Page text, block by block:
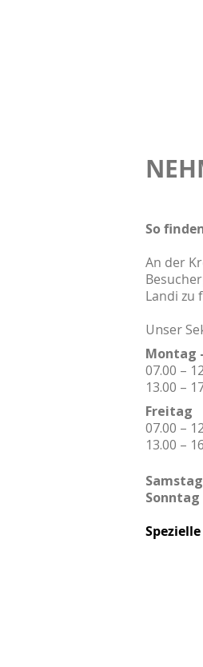
So
An der
Landi zu
Unser
Montag
07.00 –
13.00 –
Freitag
07.00 –
13.00 –
Sonntag